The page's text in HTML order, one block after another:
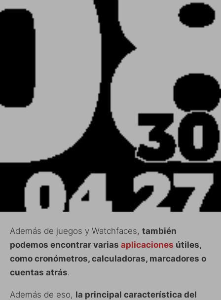
Además de juegos y Watchfaces, también
podemos encontrar varias aplicaciones útiles,
como cronómetros, calculadoras, marcadores o
cuentas atrás.
Además de eso, la principal característica del